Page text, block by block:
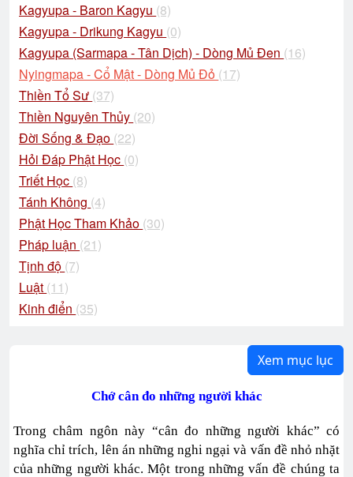
Kagyupa - Baron Kagyu (8)
Kagyupa - Drikung Kagyu (0)
Kagyupa (Sarmapa - Tân Dịch) - Dòng Mủ Đen (16)
Nyingmapa - Cổ Mật - Dòng Mủ Đỏ (17)
Thiền Tổ Sư (37)
Thiền Nguyên Thủy (20)
Đời Sống & Đạo (22)
Hỏi Đáp Phật Học (0)
Triết Học (8)
Tánh Không (4)
Phật Học Tham Khảo (30)
Pháp luận (21)
Tịnh độ (7)
Luật (11)
Kinh điển (35)
Xem mục lục
Chớ cân đo những người khác
Trong châm ngôn này “cân đo những người khác” có
nghĩa chỉ trích, lên án những nghi ngại và vấn đề nhỏ nhặt
của những người khác. Một trong những vấn đề chúng ta